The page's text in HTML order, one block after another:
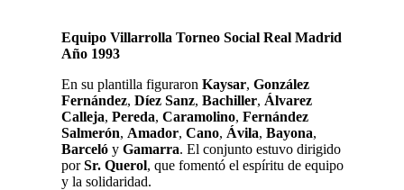
Equipo Villarrolla Torneo Social Real Madrid
Año 1993
En su plantilla figuraron Kaysar, González
Fernández, Díez Sanz, Bachiller, Álvarez
Calleja, Pereda, Caramolino, Fernández
Salmerón, Amador, Cano, Ávila, Bayona,
Barceló y Gamarra. El conjunto estuvo dirigido
porSr. Querol, que fomentó el espíritu de equipo
y la solidaridad.